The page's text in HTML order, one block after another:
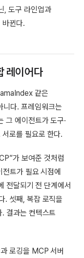
, 도구 라인업과
바뀐다.
레이어다
같은
니다. 프레임워크는
그 에이전트가 도구·
로를 필요로 한다.
가 보여준 것처럼
트가 필요 시점에
전달되기 전 단계에서
. 셋째, 복잡 로직을
결과는 컨텍스트
로깅을 MCP 서버